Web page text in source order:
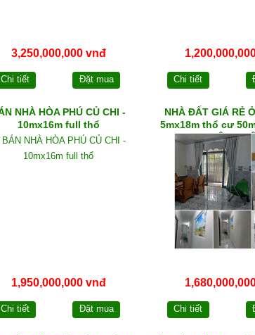
3,250,000,000 vnđ
Chi tiết Đặt mua Chi tiết
NHÀ HÒA PHÚ CỦ CHI -
10mx16m full thổ
1,950,000,000 vnđ
Chi tiết Đặt mua
NHÀ ĐẤT GIÁ RẺ
5mx18m thổ cư
THÔNG
Chi tiết